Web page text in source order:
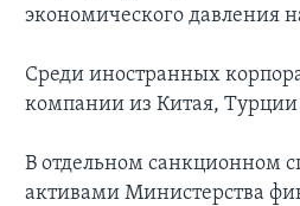
экономического давления
Среди иностранных
компании из Китая,
В отдельном санкционном
активами Министерства